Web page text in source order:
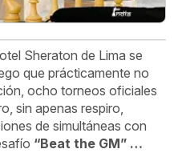
Sheraton de Lima se
que prácticamente no
ocho torneos oficiales
sin apenas respiro,
de simultáneas con
“Beat the GM” …